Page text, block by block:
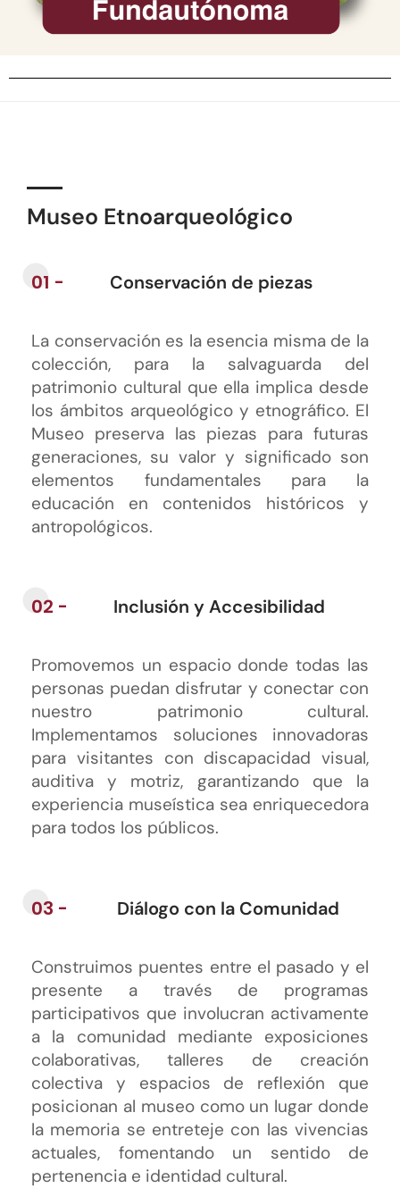
Museo Etnoarqueológico
01 - Conservación de piezas
La conservación es la esencia misma de la
colección, para la salvaguarda del
patrimonio cultural que ella implica desde
los ámbitos arqueológico y etnográfico. El
Museo preserva las piezas para futuras
generaciones, su valor y significado son
elementos fundamentales para la
educación en contenidos históricos y
antropológicos.
02 - Inclusión y Accesibilidad
Promovemos un espacio donde todas las
personas puedan disfrutar y conectar con
nuestro patrimonio cultural.
Implementamos soluciones innovadoras
para visitantes con discapacidad visual,
auditiva y motriz, garantizando que la
experiencia museística sea enriquecedora
para todos los públicos.
03 - Diálogo con la Comunidad
Construimos puentes entre el pasado y el
presente a través de programas
participativos que involucran activamente
a la comunidad mediante exposiciones
colaborativas, talleres de creación
colectiva y espacios de reflexión que
posicionan al museo como un lugar donde
la memoria se entreteje con las vivencias
actuales, fomentando un sentido de
pertenencia e identidad cultural.